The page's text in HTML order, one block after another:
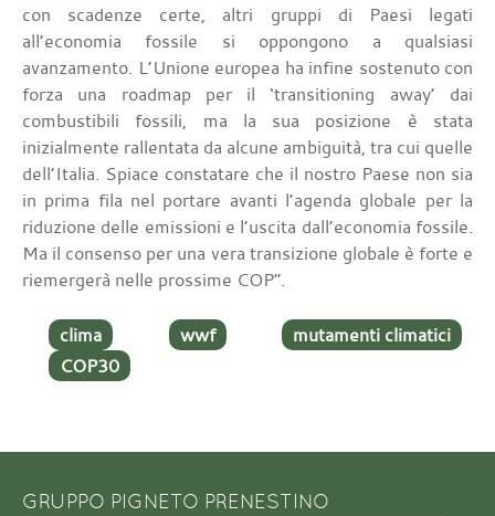
con scadenze certe, altri gruppi di Paesi legati
all’economia fossile si oppongono a qualsiasi
avanzamento. L’Unione europea ha infine sostenuto con
forza una roadmap per il ‘transitioning away’ dai
combustibili fossili, ma la sua posizione è stata
inizialmente rallentata da alcune ambiguità, tra cui quelle
dell’Italia. Spiace constatare che il nostro Paese non sia
in prima fila nel portare avanti l’agenda globale per la
riduzione delle emissioni e l’uscita dall’economia fossile.
Ma il consenso per una vera transizione globale è forte e
riemergerà nelle prossime COP”.
clima wwf
mutamenti climatici
COP30
GRUPPO PIGNETO PRENESTINO